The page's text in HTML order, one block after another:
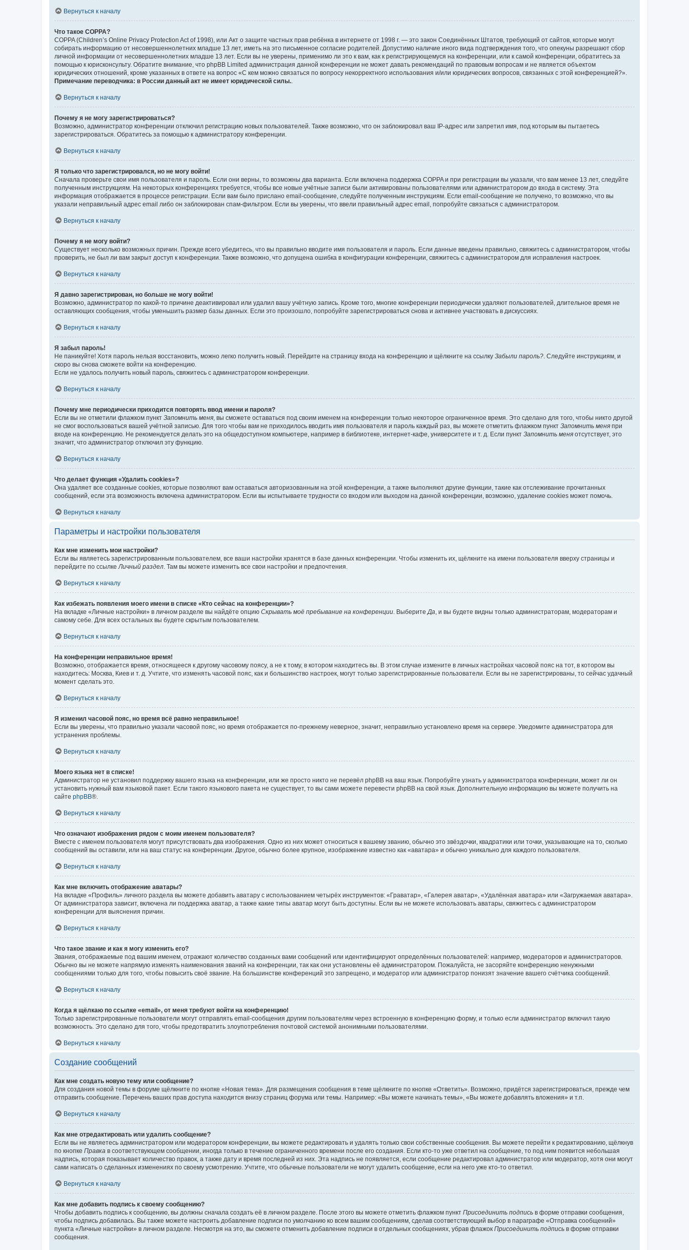
Вернуться к началу
Что такое COPPA?
COPPA (Children’s Online Privacy Protection Act of 1998), или Акт о защите частных прав ребёнка в интернете от 1998 г. — это закон Соединённых Штатов, требующий от сайтов, которые могут
собирать информацию от несовершеннолетних младше 13 лет, иметь на это письменное согласие родителей. Допустимо наличие иного вида подтверждения того, что опекуны разрешают сбор
личной информации от несовершеннолетних младше 13 лет. Если вы не уверены, применимо ли это к вам, как к регистрирующемуся на конференции, или к самой конференции, обратитесь за
помощью к юрисконсульту. Обратите внимание, что phpBB Limited администрация данной конференции не может давать рекомендаций по правовым вопросам и не является объектом
юридических отношений, кроме указанных в ответе на вопрос «С кем можно связаться по вопросу некорректного использования и/или юридических вопросов, связанных с этой конференцией?».
Примечание переводчика: в России данный акт не имеет юридической силы..
Вернуться к началу
Почему я не могу зарегистрироваться?
Возможно, администратор конференции отключил регистрацию новых пользователей. Также возможно, что он заблокировал ваш IP-адрес или запретил имя, под которым вы пытаетесь
зарегистрироваться. Обратитесь за помощью к администратору конференции.
Вернуться к началу
Я только что зарегистрировался, но не могу войти!
Сначала проверьте свои имя пользователя и пароль. Если они верны, то возможны два варианта. Если включена поддержка COPPA и при регистрации вы указали, что вам менее 13 лет, следуйте
полученным инструкциям. На некоторых конференциях требуется, чтобы все новые учётные записи были активированы пользователями или администратором до входа в систему. Эта
информация отображается в процессе регистрации. Если вам было прислано email-сообщение, следуйте полученным инструкциям. Если email-сообщение не получено, то возможно, что вы
указали неправильный адрес email либо он заблокирован спам-фильтром. Если вы уверены, что ввели правильный адрес email, попробуйте связаться с администратором.
Вернуться к началу
Почему я не могу войти?
Существует несколько возможных причин. Прежде всего убедитесь, что вы правильно вводите имя пользователя и пароль. Если данные введены правильно, свяжитесь с администратором, чтобы
проверить, не был ли вам закрыт доступ к конференции. Также возможно, что допущена ошибка в конфигурации конференции, свяжитесь с администратором для исправления настроек.
Вернуться к началу
Я давно зарегистрирован, но больше не могу войти!
Возможно, администратор по какой-то причине деактивировал или удалил вашу учётную запись. Кроме того, многие конференции периодически удаляют пользователей, длительное время не
оставляющих сообщения, чтобы уменьшить размер базы данных. Если это произошло, попробуйте зарегистрироваться снова и активнее участвовать в дискуссиях.
Вернуться к началу
Я забыл пароль!
Не паникуйте! Хотя пароль нельзя восстановить, можно легко получить новый. Перейдите на страницу входа на конференцию и щёлкните на ссылку Забыли пароль?. Следуйте инструкциям, и
скоро вы снова сможете войти на конференцию.
Если не удалось получить новый пароль, свяжитесь с администратором конференции.
Вернуться к началу
Почему мне периодически приходится повторять ввод имени и пароля?
Если вы не отметили флажком пункт Запомнить меня, вы сможете оставаться под своим именем на конференции только некоторое ограниченное время. Это сделано для того, чтобы никто другой
не смог воспользоваться вашей учётной записью. Для того чтобы вам не приходилось вводить имя пользователя и пароль каждый раз, вы можете отметить флажком пункт Запомнить меня при
входе на конференцию. Не рекомендуется делать это на общедоступном компьютере, например в библиотеке, интернет-кафе, университете и т. д. Если пункт Запомнить меня отсутствует, это
значит, что администратор отключил эту функцию.
Вернуться к началу
Что делает функция «Удалить cookies»?
Она удаляет все созданные cookies, которые позволяют вам оставаться авторизованным на этой конференции, а также выполняют другие функции, такие как отслеживание прочитанных
сообщений, если эта возможность включена администратором. Если вы испытываете трудности со входом или выходом на данной конференции, возможно, удаление cookies может помочь.
Вернуться к началу
Параметры и настройки пользователя
Как мне изменить мои настройки?
Если вы являетесь зарегистрированным пользователем, все ваши настройки хранятся в базе данных конференции. Чтобы изменить их, щёлкните на имени пользователя вверху страницы и
перейдите по ссылкеЛичный раздел. Там вы можете изменить все свои настройки и предпочтения.
Вернуться к началу
Как избежать появления моего имени в списке «Кто сейчас на конференции»?
На вкладке «Личные настройки» в личном разделе вы найдёте опцию Скрывать моё пребывание на конференции. ВыберитеДа, и вы будете видны только администраторам, модераторам и
самому себе. Для всех остальных вы будете скрытым пользователем.
Вернуться к началу
На конференции неправильное время!
Возможно, отображается время, относящееся к другому часовому поясу, а не к тому, в котором находитесь вы. В этом случае измените в личных настройках часовой пояс на тот, в котором вы
находитесь: Москва, Киев и т. д. Учтите, что изменять часовой пояс, как и большинство настроек, могут только зарегистрированные пользователи. Если вы не зарегистрированы, то сейчас удачный
момент сделать это.
Вернуться к началу
Я изменил часовой пояс, но время всё равно неправильное!
Если вы уверены, что правильно указали часовой пояс, но время отображается по-прежнему неверное, значит, неправильно установлено время на сервере. Уведомите администратора для
устранения проблемы.
Вернуться к началу
Моего языка нет в списке!
Администратор не установил поддержку вашего языка на конференции, или же просто никто не перевёл phpBB на ваш язык. Попробуйте узнать у администратора конференции, может ли он
установить нужный вам языковой пакет. Если такого языкового пакета не существует, то вы сами можете перевести phpBB на свой язык. Дополнительную информацию вы можете получить на
сайте phpBB®.
Вернуться к началу
Что означают изображения рядом с моим именем пользователя?
Вместе с именем пользователя могут присутствовать два изображения. Одно из них может относиться к вашему званию, обычно это звёздочки, квадратики или точки, указывающие на то, сколько
сообщений вы оставили, или на ваш статус на конференции. Другое, обычно более крупное, изображение известно как «аватара» и обычно уникально для каждого пользователя.
Вернуться к началу
Как мне включить отображение аватары?
На вкладке «Профиль» личного раздела вы можете добавить аватару с использованием четырёх инструментов: «Граватар», «Галерея аватар», «Удалённая аватара» или «Загружаемая аватара».
От администратора зависит, включена ли поддержка аватар, а также какие типы аватар могут быть доступны. Если вы не можете использовать аватары, свяжитесь с администратором
конференции для выяснения причин.
Вернуться к началу
Что такое звание и как я могу изменить его?
Звания, отображаемые под вашим именем, отражают количество созданных вами сообщений или идентифицируют определённых пользователей: например, модераторов и администраторов.
Обычно вы не можете напрямую изменять наименования званий на конференции, так как они установлены её администратором. Пожалуйста, не засоряйте конференцию ненужными
сообщениями только для того, чтобы повысить своё звание. На большинстве конференций это запрещено, и модератор или администратор понизят значение вашего счётчика сообщений.
Вернуться к началу
Когда я щёлкаю по ссылке «email», от меня требуют войти на конференцию!
Только зарегистрированные пользователи могут отправлять email-сообщения другим пользователям через встроенную в конференцию форму, и только если администратор включил такую
возможность. Это сделано для того, чтобы предотвратить злоупотребления почтовой системой анонимными пользователями.
Вернуться к началу
Создание сообщений
Как мне создать новую тему или сообщение?
Для создания новой темы в форуме щёлкните по кнопке «Новая тема». Для размещения сообщения в теме щёлкните по кнопке «Ответить». Возможно, придётся зарегистрироваться, прежде чем
отправить сообщение. Перечень ваших прав доступа находится внизу страниц форума или темы. Например: «Вы можете начинать темы», «Вы можете добавлять вложения» и т.п.
Вернуться к началу
Как мне отредактировать или удалить сообщение?
Если вы не являетесь администратором или модератором конференции, вы можете редактировать и удалять только свои собственные сообщения. Вы можете перейти к редактированию, щёлкнув
по кнопке Правка в соответствующем сообщении, иногда только в течение ограниченного времени после его создания. Если кто-то уже ответил на сообщение, то под ним появится небольшая
надпись, которая показывает количество правок, а также дату и время последней из них. Эта надпись не появляется, если сообщение редактировал администратор или модератор, хотя они могут
сами написать о сделанных изменениях по своему усмотрению. Учтите, что обычные пользователи не могут удалить сообщение, если на него уже кто-то ответил.
Вернуться к началу
Как мне добавить подпись к своему сообщению?
Чтобы добавить подпись к сообщению, вы должны сначала создать её в личном разделе. После этого вы можете отметить флажком пункт Присоединить подпись в форме отправки сообщения,
чтобы подпись добавилась. Вы также можете настроить добавление подписи по умолчанию ко всем вашим сообщениям, сделав соответствующий выбор в параграфе «Отправка сообщений»
пункта «Личные настройки» в личном разделе. Несмотря на это, вы сможете отменить добавление подписи в отдельных сообщениях, убрав флажок Присоединить подпись в форме отправки
сообщения.